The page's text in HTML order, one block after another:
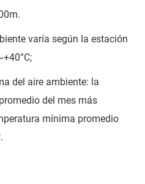
varía según la estación
del aire ambiente: la
del mes más
mínima promedio